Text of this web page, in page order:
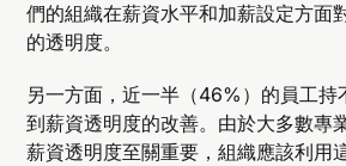
們的組織在薪資水平和加薪設定方面
的透明度。
另一方面，近一半（46%）的員工持
到薪資透明度的改善。由於大多數專
薪資透明度至關重要，組織應該利用